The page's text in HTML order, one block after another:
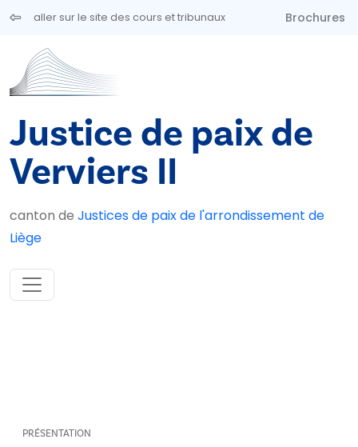
Aller au contenu principal
aller sur le site des cours et tribunaux Brochures
Justice de paix de
Verviers II
canton de Justices de paix de l'arrondissement de
Liège
PRÉSENTATION